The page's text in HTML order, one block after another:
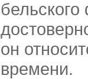
он
времени.